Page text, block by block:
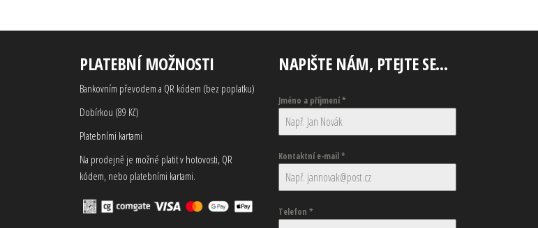
PLATEBNÍ MOŽNOSTI
Bankovním převodem a QR kódem (bez poplatku)
Dobírkou (89 Kč)
Platebními kartami
Na prodejně je možné platit v hotovosti, QR
kódem, nebo platebními kartami.
NAPIŠTE NÁM, PTEJTE SE…
Jméno a příjmení*
Kontaktní e-mail*
Telefon *